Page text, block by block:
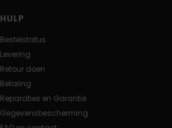
HULP
Bestelstatus
Levering
Retour doen
Betaling
Reparaties en Garantie
Gegevensbescherming